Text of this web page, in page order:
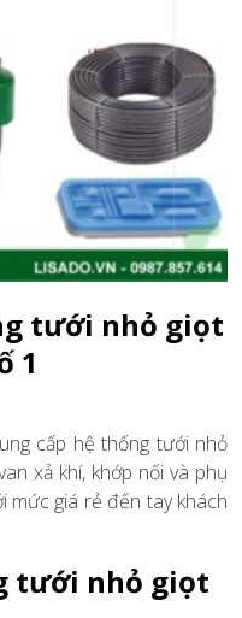
tưới nhỏ giọt
1
cấp hệ thống tưới nhỏ
xả khí, khớp nối và phụ
mức giá rẻ đến tay khách
tưới nhỏ giọt